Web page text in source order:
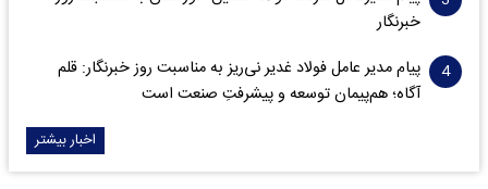
خبرنگار
پیام مدیر عامل فولاد غدیر نی‌ریز به مناسبت روز خبرنگار: قلم
آگاه؛ هم‌پیمان توسعه و پیشرفتِ صنعت است
اخبار بیشتر